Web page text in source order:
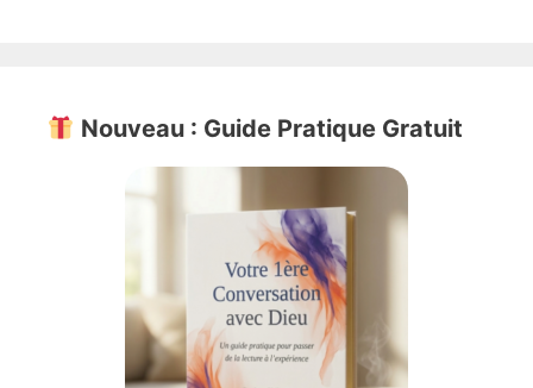
Nouveau : Guide Pratique Gratuit